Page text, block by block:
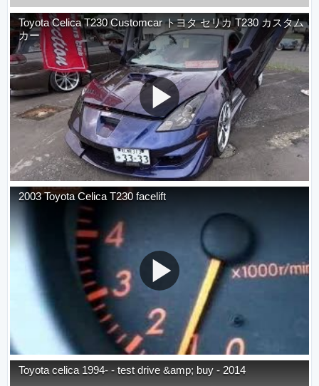
Toyota Celica T230 Customcar トヨタ セリカ T230 カスタム
カー
2003 Toyota Celica T230 facelift
Toyota celica 1994- - test drive &amp; buy - 2014